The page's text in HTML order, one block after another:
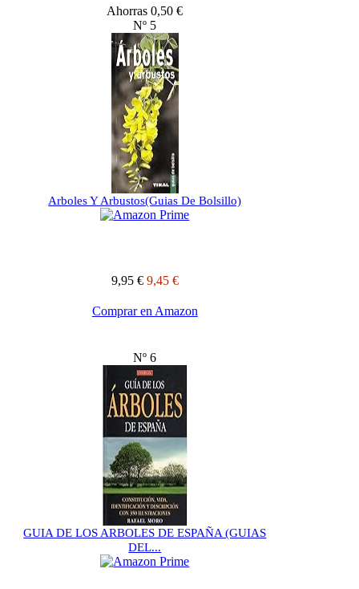
Ahorras 0,50 €
Nº 5
Arboles Y Arbustos(Guias De Bolsillo)
9,95 € 9,45 €
Comprar en Amazon
Nº 6
GUIA DE LOS ARBOLES DE ESPAÑA (GUIAS
DEL...